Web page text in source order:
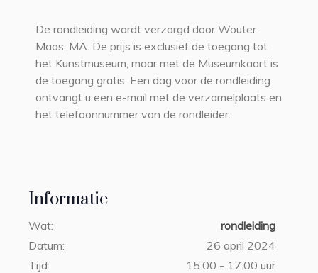
Informatie
Wat:
rondleiding
Datum:
26 april 2024
Tijd:
15:00 - 17:00 uur
De rondleiding wordt verzorgd door Wouter
Maas, MA. De prijs is exclusief de toegang tot
het Kunstmuseum, maar met de Museumkaart is
de toegang gratis. Een dag voor de rondleiding
ontvangt u een e-mail met de verzamelplaats en
het telefoonnummer van de rondleider.